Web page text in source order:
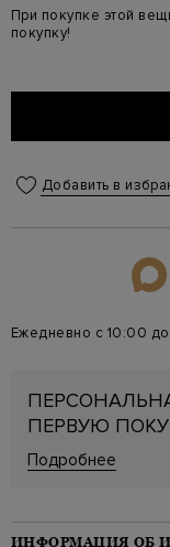
При покупке этой
покупку!
Добавить в
Ежедневно с 10:00
ПЕРВУЮ
Подробнее
ИНФОРМАЦИЯ ОБ